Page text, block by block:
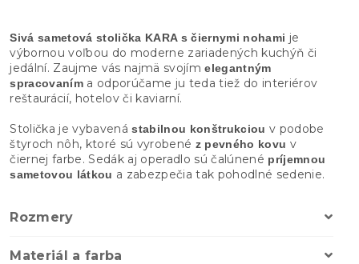
Sivá sametová stolička KARA s čiernymi nohami je
výbornou voľbou do moderne zariadených kuchýň či
jedální. Zaujme vás najmä svojímelegantným
spracovaníma odporúčame ju teda tiež do interiérov
reštaurácií, hotelov či kaviarní.
Stolička je vybavenástabilnou konštrukciou v podobe
štyroch nôh, ktoré sú vyrobené z pevného kovu v
čiernej farbe. Sedák aj operadlo sú čalúnené príjemnou
sametovou látkou a zabezpečia tak pohodlné sedenie.
Rozmery
Materiál a farba